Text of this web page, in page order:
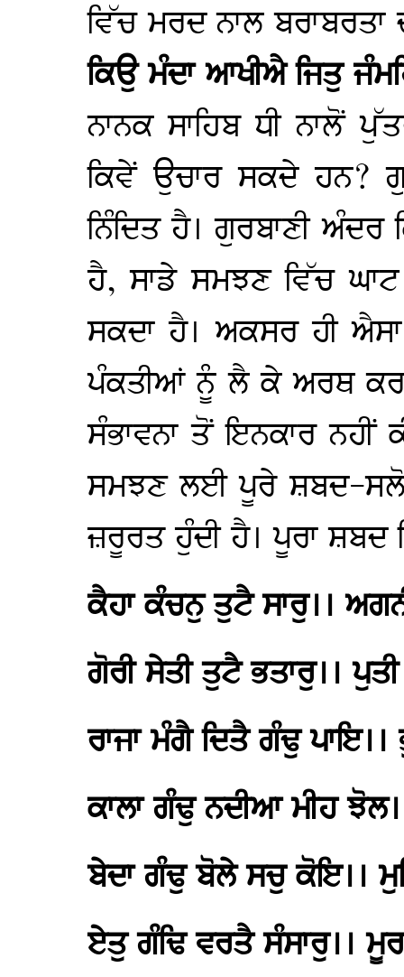
ਵਿੱਚ ਮਰਦ ਨਾਲ ਬਰਾਬਰਤਾ
ਕਿਉ ਮੰਦਾ ਆਖੀਐ ਜਿਤੁ
ਨਾਨਕ ਸਾਹਿਬ ਧੀ ਨਾਲੋਂ
ਕਿਵੇਂ ਉਚਾਰ ਸਕਦੇ ਹਨ?
ਨਿੰਦਿਤ ਹੈ। ਗੁਰਬਾਣੀ ਅੰਦਰ
ਹੈ, ਸਾਡੇ ਸਮਝਣ ਵਿੱਚ
ਸਕਦਾ ਹੈ। ਅਕਸਰ ਹੀ
ਪੰਕਤੀਆਂ ਨੂੰ ਲੈ ਕੇ ਅਰਥ
ਸੰਭਾਵਨਾ ਤੋਂ ਇਨਕਾਰ ਨਹੀਂ
ਸਮਝਣ ਲਈ ਪੂਰੇ ਸ਼ਬਦ-
ਜ਼ਰੂਰਤ ਹੁੰਦੀ ਹੈ। ਪੂਰਾ
ਕੈਹਾ ਕੰਚਨੁ ਤੁਟੈ ਸਾਰੁ।।
ਗੋਰੀ ਸੇਤੀ ਤੁਟੈ ਭਤਾਰੁ।।
ਰਾਜਾ ਮੰਗੈ ਦਿਤੈ ਗੰਢੁ
ਕਾਲਾ ਗੰਢੁ ਨਦੀਆ ਮੀਹ
ਬੇਦਾ ਗੰਢੁ ਬੋਲੇ ਸਚੁ ਕੋਇ।।
ਏਤੁ ਗੰਢਿ ਵਰਤੈ ਸੰਸਾਰੁ।।